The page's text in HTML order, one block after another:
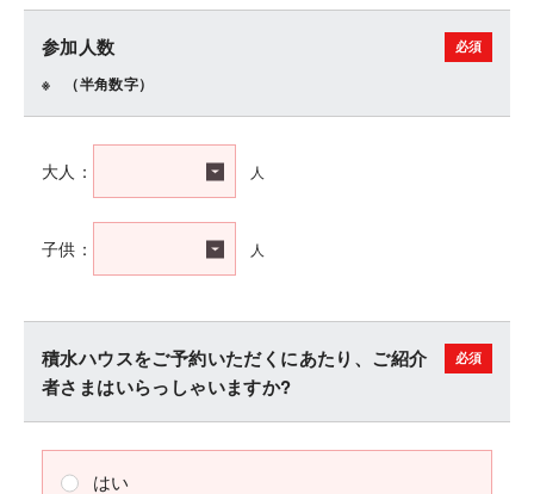
参加人数
（半角数字）
大人： 人
子供： 人
積水ハウスをご予約いただくにあたり、ご紹介
者さまはいらっしゃいますか?
はい